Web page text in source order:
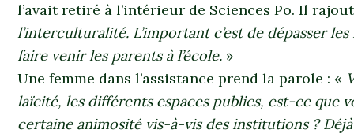
l’avait retiré à l’intérieur de Sciences Po. Il
l’interculturalité. L’important c’est de dépasser
faire venir les parents à l’école. »
Une femme dans l’assistance prend la parole : «
laïcité, les différents espaces publics, est-ce que
certaine animosité vis-à-vis des institutions ?